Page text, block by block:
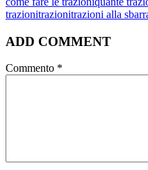
trazionitrazionitrazioni alla
ADD COMMENT
Commento *